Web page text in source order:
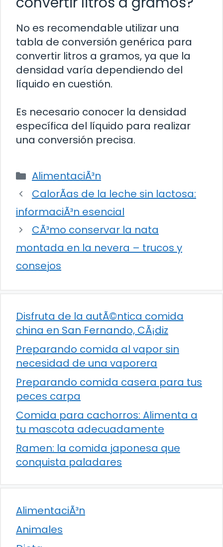
No es recomendable utilizar una
tabla de conversión genérica para
convertir litros a gramos, ya que la
densidad varía dependiendo del
líquido en cuestión.
Es necesario conocer la densidad
específica del líquido para realizar
una conversión precisa.
Categorías
AlimentaciÃ³n
CalorÃ­as de la leche sin lactosa:
informaciÃ³n esencial
CÃ³mo conservar la nata
montada en la nevera – trucos y
consejos
Disfruta de la autÃ©ntica comida
china en San Fernando, CÃ¡diz
Preparando comida al vapor sin
necesidad de una vaporera
Preparando comida casera para tus
peces carpa
Comida para cachorros: Alimenta a
tu mascota adecuadamente
Ramen: la comida japonesa que
conquista paladares
AlimentaciÃ³n
Animales